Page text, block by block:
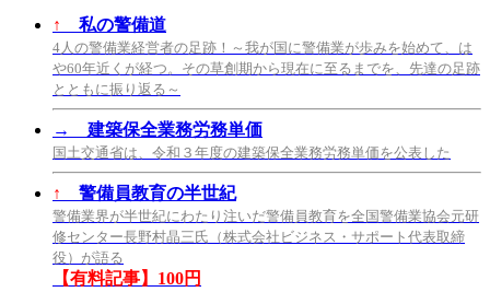
↑ 私の警備道
4人の警備業経営者の足跡！～我が国に警備業が歩みを始めて、は
や60年近くが経つ。その草創期から現在に至るまでを、先達の足跡
とともに振り返る～
→ 建築保全業務労務単価
国土交通省は、令和３年度の建築保全業務労務単価を公表した
↑ 警備員教育の半世紀
警備業界が半世紀にわたり注いだ警備員教育を全国警備業協会元研
修センター長野村晶三氏（株式会社ビジネス・サポート代表取締
役）が語る
【有料記事】100円